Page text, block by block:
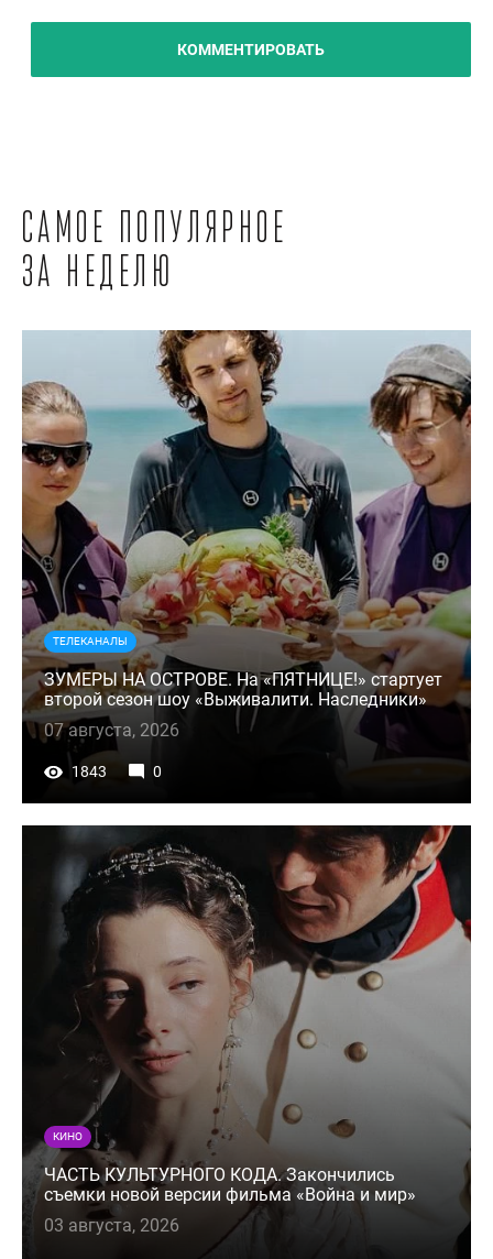
КОММЕНТИРОВАТЬ
Самое популярное
за неделю
ТЕЛЕКАНАЛЫ
ЗУМЕРЫ НА ОСТРОВЕ. На «ПЯТНИЦЕ!» стартует
второй сезон шоу «Выживалити. Наследники»
07 августа, 2026
1843 0
КИНО
ЧАСТЬ КУЛЬТУРНОГО КОДА. Закончились
съемки новой версии фильма «Война и мир»
03 августа, 2026